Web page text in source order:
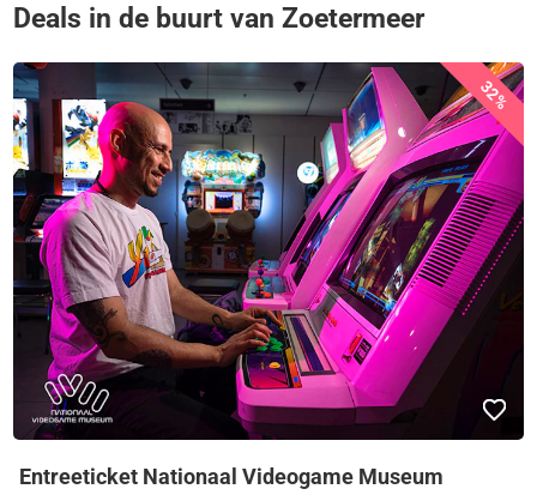
Deals in de buurt van Zoetermeer
32%
Entreeticket Nationaal Videogame Museum